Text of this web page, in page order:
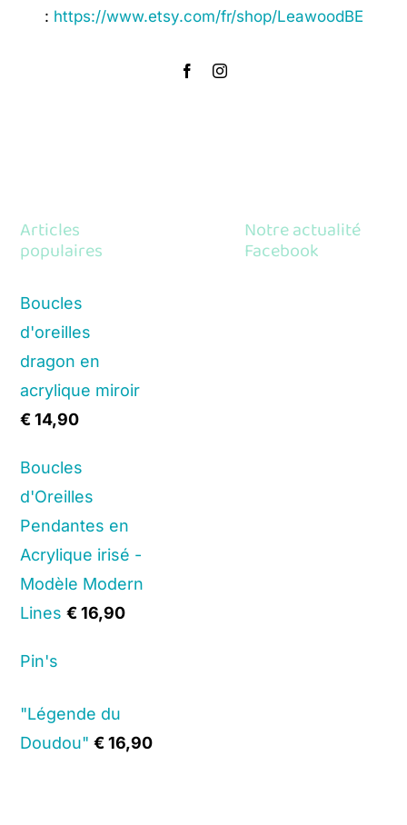
: https://www.etsy.com/fr/shop/LeawoodBE
Articles
populaires
Boucles
d'oreilles
dragon en
acrylique miroir
€14,90
Boucles
d'Oreilles
Pendantes en
Acrylique irisé -
Modèle Modern
Lines €16,90
Pin's
"Légende du
Doudou" €16,90
Notre actualité
Facebook